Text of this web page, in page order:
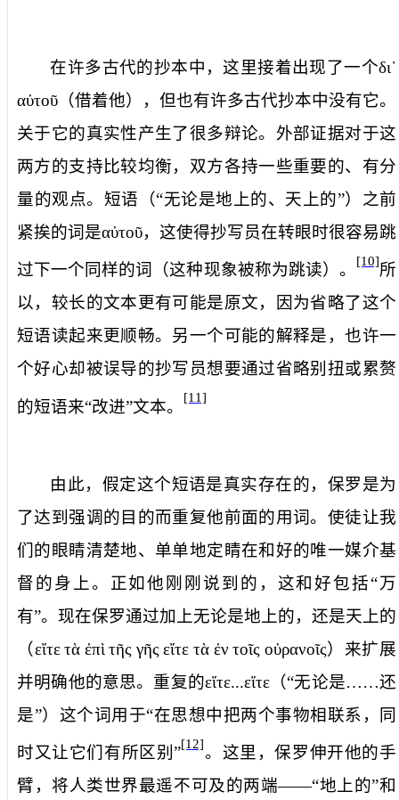
在许多古代的抄本中，这里接着出现了一个δι᾿
αὐτοῦ （借着他），但也有许多古代抄本中没有它。
关于它的真实性产生了很多辩论。外部证据对于这
两方的支持比较均衡，双方各持一些重要的、有分
量的观点。短语（“无论是地上的、天上的”）之前
紧挨的词是αὐτοῦ，这使得抄写员在转眼时很容易跳
过下一个同样的词（这种现象被称为跳读）。 [10]所
以，较长的文本更有可能是原文，因为省略了这个
短语读起来更顺畅。另一个可能的解释是，也许一
个好心却被误导的抄写员想要通过省略别扭或累赘
的短语来“改进”文本。 [11]
由此，假定这个短语是真实存在的，保罗是为
了达到强调的目的而重复他前面的用词。使徒让我
们的眼睛清楚地、单单地定睛在和好的唯一媒介基
督的身上。正如他刚刚说到的，这和好包括“万
有”。现在保罗通过加上无论是地上的，还是天上的
（εἴτε τὰ ἐπὶ τῆς γῆς εἴτε τὰ ἐν τοῖς οὐρανοῖς）来扩展
并明确他的意思。重复的εἴτε...εἴτε（“无论是……还
是”）这个词用于“在思想中把两个事物相联系，同
时又让它们有所区别”[12]。这里，保罗伸开他的手
臂，将人类世界最遥不可及的两端——“地上的”和